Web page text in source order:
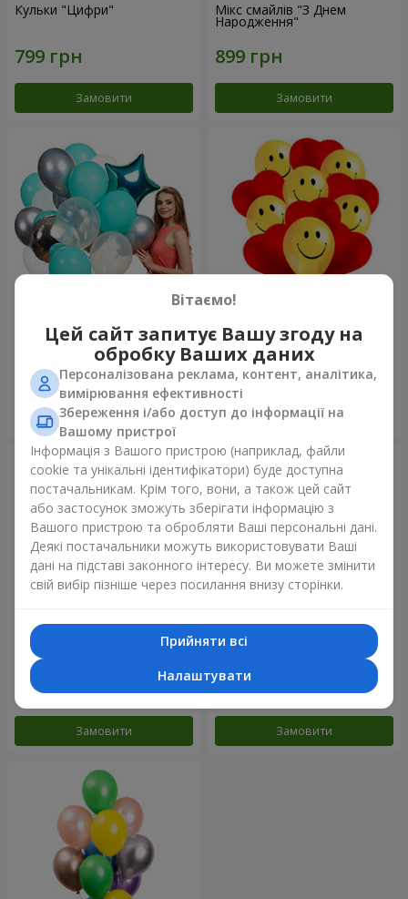
Кульки "Цифри"
Замовити
Мікс смайлів "З Днем
Народження"
Замовити
Колекція кульок "Бірюза" - 9
кульок
Замовити
11 жовтих смайликів і
червоних сердець
Замовити
Фонтан куль "Небо"
Замовити
Фонтан куль "Рожеве
Замовити
Вітаємо!
Цей сайт запитує Вашу згоду на
обробку Ваших даних
Персоналізована реклама, контент, аналітика,
вимірювання ефективності
Збереження і/або доступ до інформації на
Вашому пристрої
Інформація з Вашого пристрою (наприклад, файли
cookie та унікальні ідентифікатори) буде доступна
постачальникам. Крім того, вони, а також цей сайт
або застосунок зможуть зберігати інформацію з
Вашого пристрою та обробляти Ваші персональні дані.
Деякі постачальники можуть використовувати Ваші
дані на підставі законного інтересу. Ви можете змінити
свій вибір пізніше через посилання внизу сторінки.
Прийняти всі
Налаштувати